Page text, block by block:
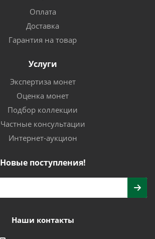
Оплата
Доставка
Гарантия на товар
Услуги
Экспертиза монет
Оценка монет
Подбор коллекции
Частные консультации
Интернет-аукцион
Новые поступления!
Наши контакты